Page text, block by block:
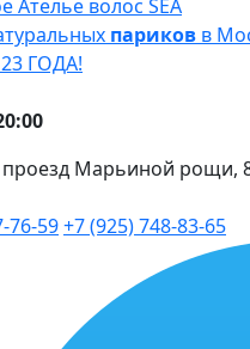
париков в
ГОДА!
Марьиной рощи,
76-59+7 (925) 748-83-65